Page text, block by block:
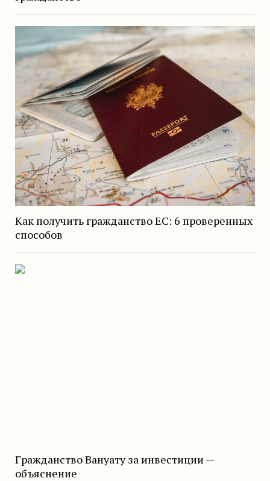
Как получить гражданство ЕС: 6 проверенных
способов
Гражданство Вануату за инвестиции —
объяснение